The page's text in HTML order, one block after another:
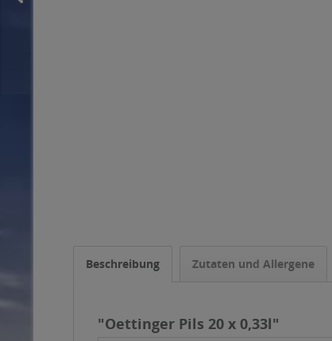
Beschreibung Zutaten und Allergene
"Oettinger Pils 20 x 0,33l"